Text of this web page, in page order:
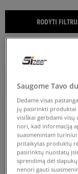
RODYTI
NUO IKI
32 33 33,5
BALTA JUODA
Saugome Tavo
Dedame visas
jų pasirinkti produktai
visiškai gerbdami visų
nori, kad informaciją
suasmenintam
pritaikytas produktų
pasirinktų nuostatų
sprendimą dėl
nenori gauti